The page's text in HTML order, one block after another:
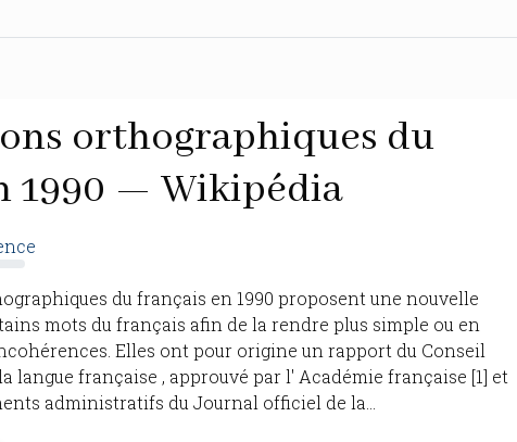
orthographiques du
1990 — Wikipédia
du français en 1990 proposent une nouvelle
mots du français afin de la rendre plus simple ou en
Elles ont pour origine un rapport du Conseil
langue française , approuvé par l' Académie française [1] et
administratifs du Journal officiel de la...